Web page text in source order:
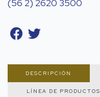
(56 2) 2620 3500
DESCRIPCIÓN
LÍNEA DE PRODUCTOS